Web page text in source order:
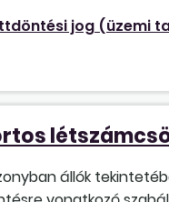
jog (üzemi
állók